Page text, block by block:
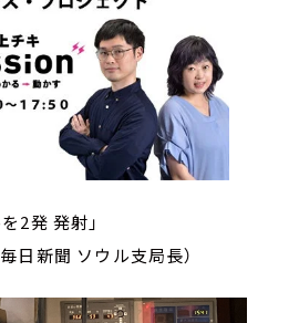
2発 発射」
日新聞 ソウル支局長）